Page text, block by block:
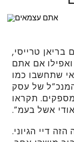
בריאן טרייסי,
אם אתם
שתחשבו כמו
של עסק
תקראו
אשל בעמ”.
דיי הגיוני.